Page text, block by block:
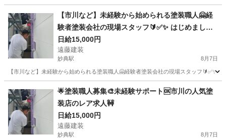
【市川など】未経験から始められる塗装職人🤗経
験者塗装会社の現場スタッフ🔰✅✨ はじめまして
🙇閲覧ありがとうございます🌈 市川の外壁塗装専
門店の遠藤建装です☺️
日給15,000円
遠藤建装
妙典駅 8月7日
【市川など】未経験から始められる塗装職人🤗経験者塗装会社の現場スタッフ
妙典駅 建築
🌟塗装職人募集🎨未経験サポート🆗市川の人気塗
装店のレア求人🚧
日給15,000円
遠藤建装
妙典駅 8月7日